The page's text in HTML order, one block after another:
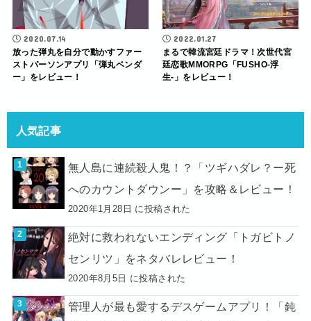
2020.07.14
放った弾丸を自分で動かすファー
ストパーソンアプリ「弾丸ベンダ
ー」をレビュー！
2022.01.27
まるで韓流宮廷ドラマ！次世代宮
廷恋歌MMORPG「FUSHO-浮
生-」をレビュー！
人気記事
無人島に連続殺人鬼！？「ツギハダレ？ー死
へのカウントダウンー」を攻略＆レビュー！
2020年1月28日 に投稿された
絶対に救われないエンディング「トガビトノ
センリツ」をネタバレレビュー！
2020年8月5日 に投稿された
管理人が最も愛するデスゲームアプリ！「鈍